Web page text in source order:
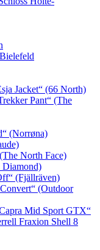
Jacket“ (66 North)
Pant“ (The
(Norrøna)
North Face)
Diamond)
(Fjällräven)
(Outdoor
Mid Sport GTX“
Fraxion Shell 8